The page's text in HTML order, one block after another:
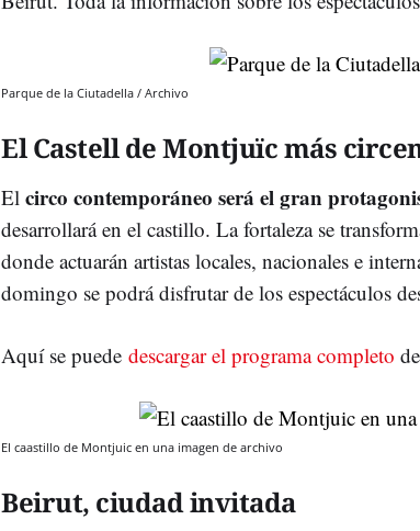
Parque de la Ciutadella / Archivo
El Castell de Montjuïc más
El circo contemporáneo será el gran
desarrollará en el castillo. La fortaleza se
donde actuarán artistas locales, nacionales e
domingo se podrá disfrutar de los espectáculos
Aquí se puede descargar el programa completo
El caastillo de Montjuic en una imagen de archivo
Beirut, ciudad invitada